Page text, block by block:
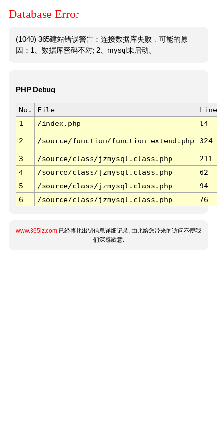
Database Error
(1040) 365建站错误警告：连接数据库失败，可能的原
因：1、数据库密码不对; 2、mysql未启动。
PHP Debug
No. File
Line
1
/index.php 14
2 /source/function/function_extend.php 324
3 /source/class/jzmysql.class.php
211
4
/source/class/jzmysql.class.php
62
5
/source/class/jzmysql.class.php
94
6
/source/class/jzmysql.class.php 76
www.365jz.com 已经将此出错信息详细记录, 由此给您带来的访问不便我
们深感歉意.